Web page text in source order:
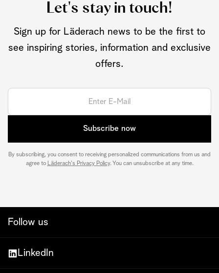
Let's stay in touch!
Sign up for Läderach news to be the first to
see inspiring stories, information and exclusive
offers.
Subscribe now
By subscribing, you consent to receiving personalized communications from us and
agree to Läderach's Privacy Policy. You can unsubscribe at any time.
Follow us
LinkedIn